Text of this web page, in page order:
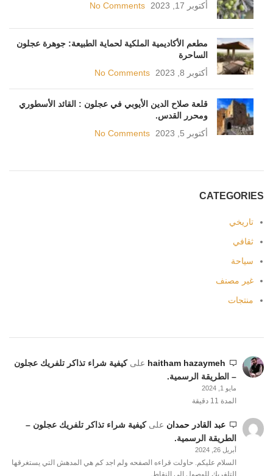
أكتوبر 17, 2023
No Comments
مطعم الأكاديمية الملكية لحماية الطبيعة: جوهرة عجلون
الساحرة
أكتوبر 8, 2023
No Comments
قلعة صلاح الدين الأيوبي في عجلون : القائد الأسطوري
ومحرر القدس.
أكتوبر 5, 2023
No Comments
CATEGORIES
تاريخي
ثقافي
سياحة
غير مصنف
منتجات
haitham hazaymeh علىكيفية شراء تذاكر تلفريك عجلون
– الطريقة الرسمية.
مايو 1, 2024
المدة 11 دقيقة
عبد القادر حمدان علىكيفية شراء تذاكر تلفريك عجلون –
الطريقة الرسمية.
أبريل 26, 2024
السلام عليكم. حاولت قراءه الصفحه ولم اجد كم هي المدهش التي يستغرقها
التلفريك للوصول الى النقاط.